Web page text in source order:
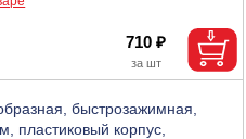
710 ₽
быстрозажимная,
пластиковый корпус,